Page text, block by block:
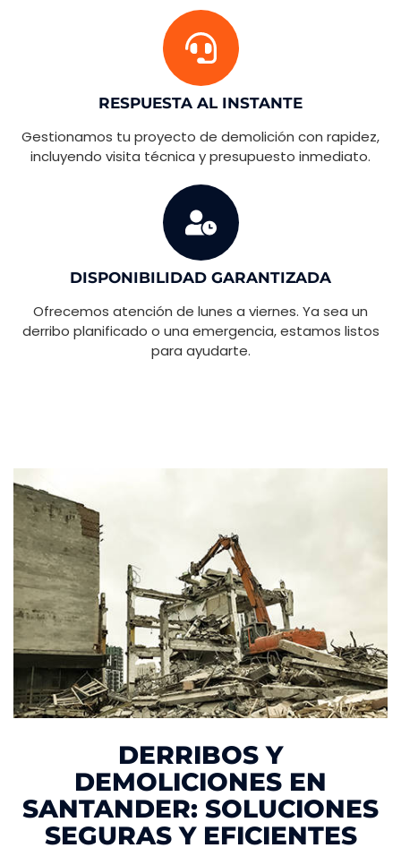
RESPUESTA AL INSTANTE
Gestionamos tu proyecto de demolición con rapidez,
incluyendo visita técnica y presupuesto inmediato.
DISPONIBILIDAD GARANTIZADA
Ofrecemos atención de lunes a viernes. Ya sea un
derribo planificado o una emergencia, estamos listos
para ayudarte.
DERRIBOS Y
DEMOLICIONES EN
SANTANDER: SOLUCIONES
SEGURAS Y EFICIENTES